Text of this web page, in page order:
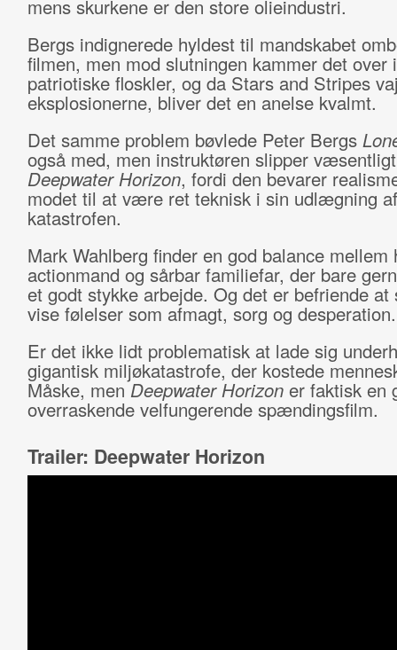
mens skurkene er den store olieindustri.
Bergs indignerede hyldest til mandskabet
filmen, men mod slutningen kammer det over i
patriotiske floskler, og da Stars and Stripes
eksplosionerne, bliver det en anelse kvalmt.
Det samme problem bøvlede Peter Bergs
også med, men instruktøren slipper
Deepwater Horizon, fordi den bevarer
modet til at være ret teknisk i sin udlægning af
katastrofen.
Mark Wahlberg finder en god balance mellem
actionmand og sårbar familiefar, der bare
et godt stykke arbejde. Og det er befriende at
vise følelser som afmagt, sorg og desperation.
Er det ikke lidt problematisk at lade sig
gigantisk miljøkatastrofe, der kostede
Måske, menDeepwater Horizoner faktisk en
overraskende velfungerende spændingsfilm.
Trailer: Deepwater Horizon